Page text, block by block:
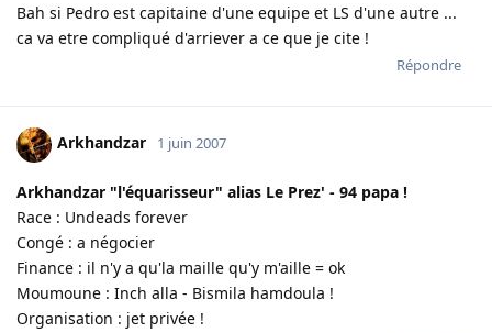
Bah si Pedro est capitaine d'une equipe et LS d'une autre ...
ca va etre compliqué d'arriever a ce que je cite !
Répondre
Arkhandzar 1 juin 2007
Arkhandzar "l'équarisseur" alias Le Prez' - 94 papa !
Race : Undeads forever
Congé : a négocier
Finance : il n'y a qu'la maille qu'y m'aille = ok
Moumoune : Inch alla - Bismila hamdoula !
Organisation : jet privée !